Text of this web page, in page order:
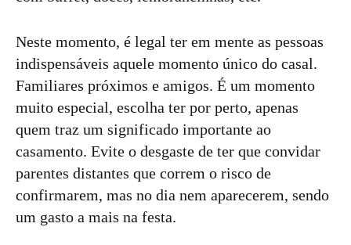
Neste momento, é legal ter em mente as pessoas
indispensáveis aquele momento único do casal.
Familiares próximos e amigos. É um momento
muito especial, escolha ter por perto, apenas
quem traz um significado importante ao
casamento. Evite o desgaste de ter que convidar
parentes distantes que correm o risco de
confirmarem, mas no dia nem aparecerem, sendo
um gasto a mais na festa.